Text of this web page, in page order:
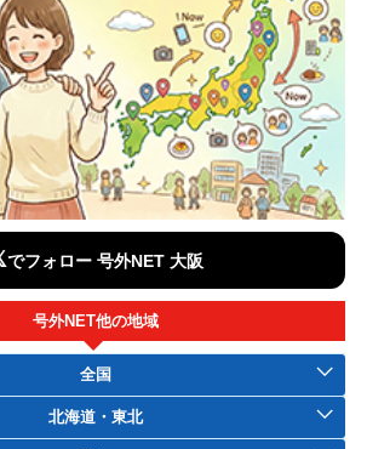
でフォロー 号外NET 大阪
号外NET他の地域
全国
北海道・東北